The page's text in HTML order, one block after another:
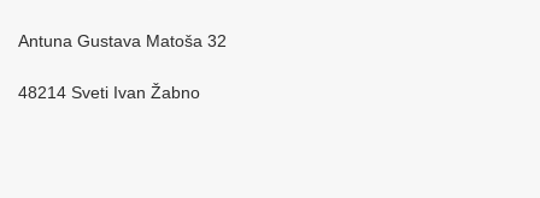
Antuna Gustava Matoša 32
48214 Sveti Ivan Žabno